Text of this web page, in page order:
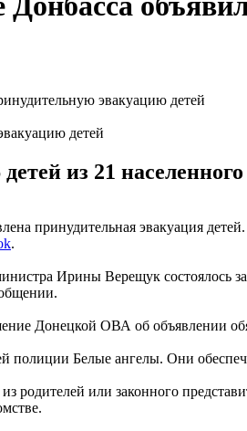
детей
из 21
принудительная эвакуация
.
Ирины Верещук состоялось
Донецкой ОВА об объявлении
полиции Белые ангелы. Они
родителей или законного